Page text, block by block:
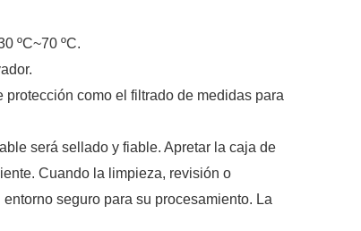
ºC~70 ºC.
como el filtrado de medidas para
será sellado y fiable. Apretar la caja de
Cuando la limpieza, revisión o
seguro para su procesamiento. La